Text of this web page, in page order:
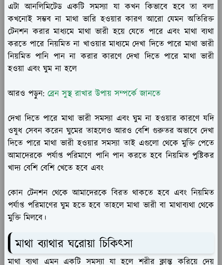
এটা আনলিমিটেড একটি সমস্যা যা কখন কিভাবে হবে তা বলা
কখনোই সম্ভব না মাথা ভারি হওয়ার কারণ আরো যেমন অতিরিক্ত
টেনশন করার মাধ্যমে মাথা ভারী হয়ে যেতে পারে এবং মাথা ব্যথা
করতে পারে নিয়মিত না খাওয়ার মাধ্যমে দেখা দিতে পারে মাথা ভারী
নিয়মিত পানি পান না করার কারণে দেখা দিতে পারে মাথা ভারী
হওয়া এবং ঘুম না হলে
আরও পড়ুন: ব্রেন সুস্থ রাখার উপায় সম্পর্কে জানতে
দেখা দিতে পারে মাথা ভারী সমস্যা এবং ঘুম না হওয়ার কারণে যদি
ওষুধ সেবন করেন ঘুমের তাহলেও আরও বেশি গুরুতর অভাবে দেখা
দিতে পারে মাথা ভারী হওয়ার সমস্যা তাই এগুলো থেকে মুক্তি পেতে
আমাদেরকে পর্যাপ্ত পরিমাণে পানি পান করতে হবে নিয়মিত পুষ্টিকর
খাদ্য বেশি বেশি খেতে হবে এবং
কোন টেনশন থেকে আমাদেরকে বিরত থাকতে হবে এবং নিয়মিত
পর্যাপ্ত পরিমাণের ঘুম হতে হবে তাহলে মাথা ভারী বা মাথাব্যথা থেকে
মুক্তি মিলবে।
মাথা ব্যাথার ঘরোয়া চিকিৎসা
মাথা ব্যথা এমন একটি সমস্যা যা হলে শরীর ক্লান্ত করিয়ে দেয়